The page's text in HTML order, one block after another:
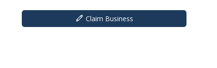
Claim Business